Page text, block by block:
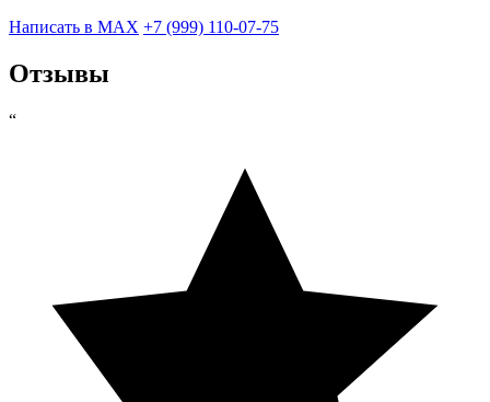
Написать в MAX +7 (999) 110-07-75
Отзывы
“